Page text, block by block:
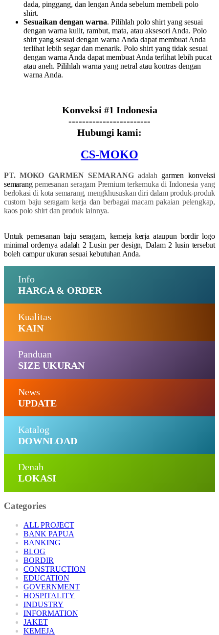
dada, pinggang, dan lengan Anda sebelum membeli polo
shirt.
Sesuaikan dengan warna. Pilihlah polo shirt yang sesuai
dengan warna kulit, rambut, mata, atau aksesori Anda. Polo
shirt yang sesuai dengan warna Anda dapat membuat Anda
terlihat lebih segar dan menarik. Polo shirt yang tidak sesuai
dengan warna Anda dapat membuat Anda terlihat lebih pucat
atau aneh. Pilihlah warna yang netral atau kontras dengan
warna Anda.
Konveksi #1 Indonesia
------------------------
Hubungi kami:
CS-MOKO
PT. MOKO GARMEN SEMARANGadalah garmen konveksi
semarangpemesanan seragam Premium terkemuka di Indonesia yang
berlokasi di kota semarang, mengkhususkan diri dalam produk-produk
custom baju seragam kerja dan berbagai macam pakaian pelengkap,
kaos polo shirt dan produk lainnya.
Untuk pemesanan baju seragam, kemeja kerja ataupun bordir logo
minimal ordernya adalah 2 Lusin per design, Dalam 2 lusin tersebut
boleh campur ukuran sesuai kebutuhan Anda.
Info
HARGA & ORDER
Kualitas
KAIN
Panduan
SIZE UKURAN
News
UPDATE
Katalog
DOWNLOAD
Denah
LOKASI
Categories
ALL PROJECT
BANK PAPUA
BANKING
BLOG
BORDIR
CONSTRUCTION
EDUCATION
GOVERNMENT
HOSPITALITY
INDUSTRY
INFORMATION
JAKET
KEMEJA